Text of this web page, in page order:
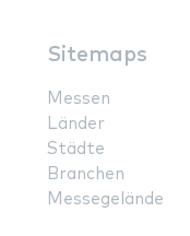
Sitemaps
Messen
Länder
Städte
Branchen
Messegelände